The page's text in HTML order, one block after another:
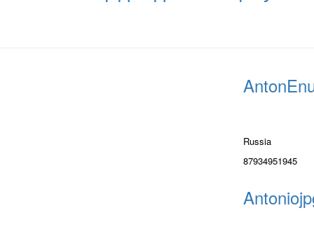
Russia
87934951945